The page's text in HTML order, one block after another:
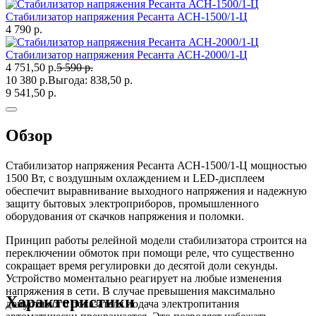
Стабилизатор напряжения Ресанта АСН-1500/1-Ц
4 790 р.
Стабилизатор напряжения Ресанта АСН-2000/1-Ц
4 751,50 р.5 590 р.
10 380 р.Выгода: 838,50 р.
9 541,50 р.
Обзор
Стабилизатор напряжения Ресанта АСН-1500/1-Ц мощностью
1500 Вт, с воздушным охлаждением и LED-дисплеем
обеспечит выравнивание выходного напряжения и надежную
защиту бытовых электроприборов, промышленного
оборудования от скачков напряжения и поломки.
Принцип работы релейной модели стабилизатора строится на
переключении обмоток при помощи реле, что существенно
сокращает время регулировки до десятой доли секунды.
Устройство моментально реагирует на любые изменения
напряжения в сети. В случае превышения максимально
допустимого показателя подача электропитания
Характеристики